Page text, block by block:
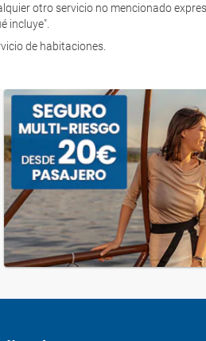
otro servicio no mencionado
incluye".​
de habitaciones.